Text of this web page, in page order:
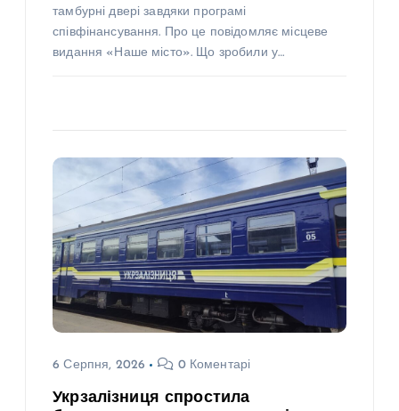
тамбурні двері завдяки програмі
співфінансування. Про це повідомляє місцеве
видання «Наше місто». Що зробили у…
6 Серпня, 2026 0 Коментарі
Укрзалізниця спростила